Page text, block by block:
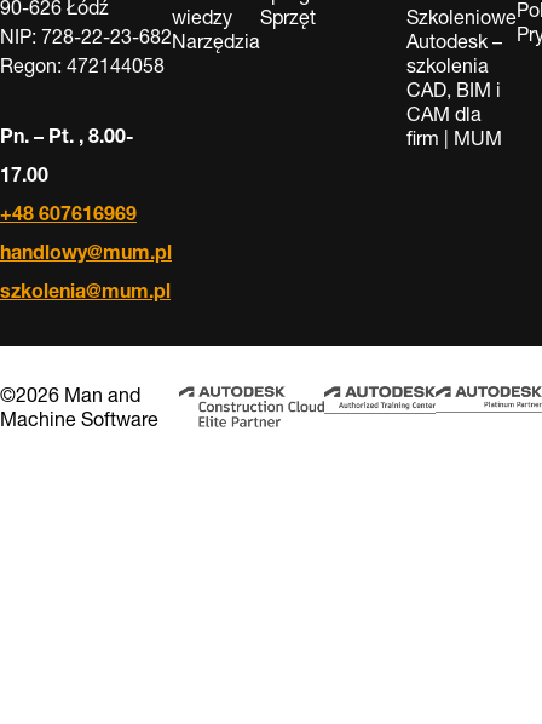
90-626 Łódź
NIP: 728-22-23-682
Regon: 472144058
Pn. – Pt. , 8.00-
17.00
+48 607616969
handlowy@mum.pl
szkolenia@mum.pl
wiedzy
Narzędzia
Sprzęt
Szkoleniowe
Autodesk –
szkolenia
CAD, BIM i
CAM dla
firm | MUM
©2026 Man and
Machine Software